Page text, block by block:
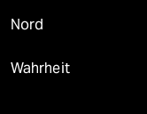
Nord
Wahrheit